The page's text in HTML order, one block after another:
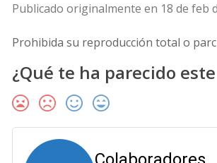
Publicado originalmente en 18 de feb
Prohibida su reproducción total o
¿Qué te ha parecido